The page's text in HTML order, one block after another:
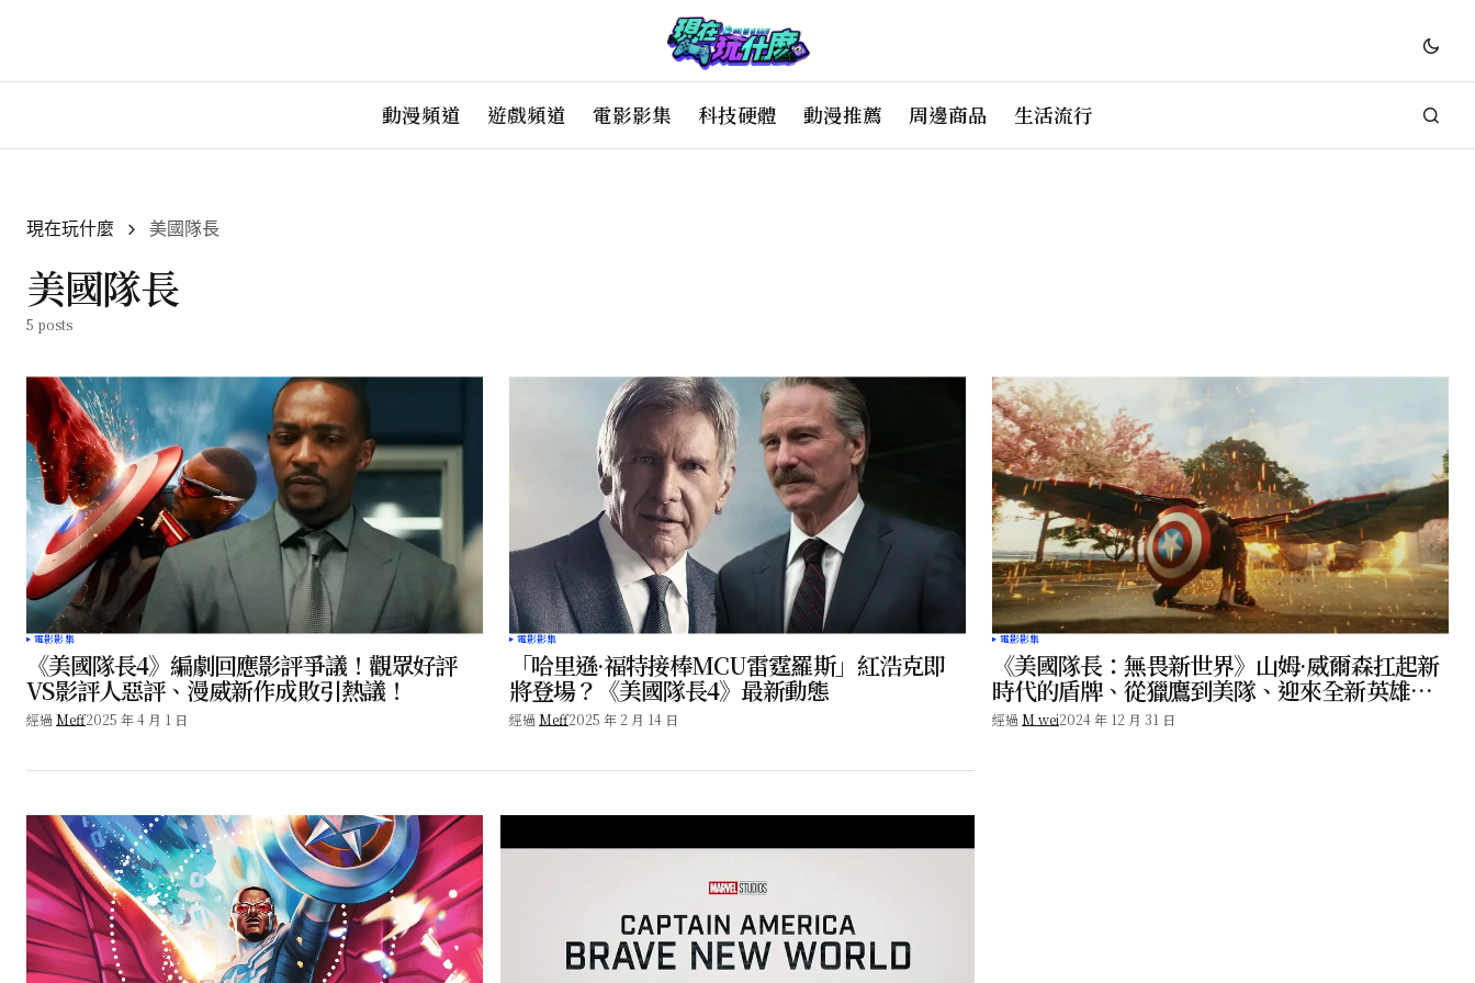
動漫頻道 遊戲頻道 電影影集 科技硬體 動漫推薦 周邊商品 生活流行
現在玩什麼 美國隊長
美國隊長
5 posts
電影影集
《美國隊長4》編劇回應影評爭議！觀眾好評
VS影評人惡評、漫威新作成敗引熱議！
經過 Meff2025 年 4 月 1 日
電影影集
「哈里遜·福特接棒MCU雷霆羅斯」紅浩克即
將登場？《美國隊長4》最新動態
經過 Meff2025 年 2 月 14 日
電影影集
《美國隊長：無畏新世界》山姆·威爾森扛起新
時代的盾牌、從獵鷹到美隊、迎來全新英雄篇
章！
經過 M wei2024 年 12 月 31 日